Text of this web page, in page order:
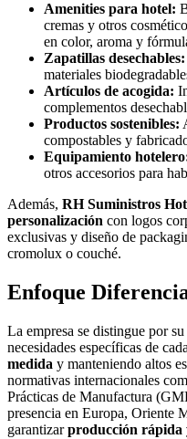
Amenities para hotel:
cremas y otros
en color, aroma y
Zapatillas desechables:
materiales
Artículos de acogida:
complementos
Productos sostenibles:
compostables y
Equipamiento
otros accesorios para
Además, RH Suministros
personalización con logos
exclusivas y diseño de
cromolux o couché.
Enfoque
La empresa se distingue por
necesidades específicas de
medida y manteniendo altos
normativas internacionales
Prácticas de Manufactura
presencia en Europa, Oriente
garantizarproducción rápida